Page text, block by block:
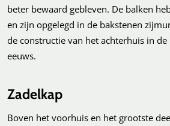
beter bewaard gebleven. De balken
en zijn opgelegd in de bakstenen
de constructie van het achterhuis in de
eeuws.
Zadelkap
Boven het voorhuis en het grootste